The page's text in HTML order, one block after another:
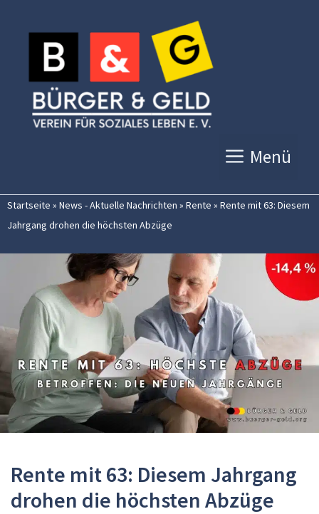
Inhalt
springen
Menü
Startseite » News - Aktuelle Nachrichten » Rente » Rente mit 63: Diesem
Jahrgang drohen die höchsten Abzüge
Rente mit 63: Diesem Jahrgang
drohen die höchsten Abzüge